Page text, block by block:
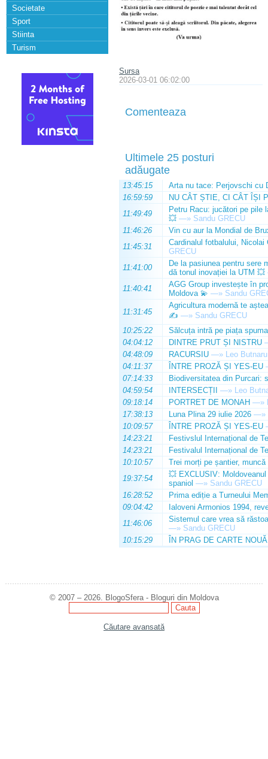
Societate
Sport
Stiinta
Turism
Sursa
2026-03-01 06:02:00
Comenteaza
Ultimele 25 posturi
adăugate
13:45:15
Arta nu tace: Perjovschi cu
16:59:59
NU CÂT ȘTIE, CI CÂT ÎȘI
11:49:49
Petru Racu: jucători pe pile
💥 —» Sandu GRECU
11:46:26
Vin cu aur la Mondial de
11:45:31
Cardinalul fotbalului,
GRECU
11:41:00
De la pasiunea pentru sere
dă tonul inovației la UTM 💥
11:40:41
AGG Group investește în
Moldova 💫 —» Sandu
11:31:45
Agricultura modernă te
✍️ —» Sandu GRECU
10:25:22
Sălcuța intră pe piața
04:04:12
DINTRE PRUT ȘI NISTRU
04:48:09
RACURSIU —» Leo Butnaru
04:11:37
ÎNTRE PROZĂ ȘI YES-EU
07:14:33
Biodiversitatea din Purcari:
04:59:54
INTERSECȚII —» Leo
09:18:14
PORTRET DE MONAH —»
17:38:13
Luna Plina 29 iulie 2026 —»
10:09:57
ÎNTRE PROZĂ ȘI YES-EU
14:23:21
Festivslul Internațional de
14:23:21
Festivalul Internațional de
10:10:57
Trei morți pe șantier, muncă
19:37:54
💥 EXCLUSIV:
spaniol —» Sandu GRECU
16:28:52
Prima ediție a Turneului
09:04:42
Ialoveni Armonios 1994,
11:46:06
Sistemul care vrea să
—» Sandu GRECU
10:15:29
ÎN PRAG DE CARTE NOUĂ
© 2007 – 2026. BlogoSfera - Bloguri din Moldova
Căutare avansată